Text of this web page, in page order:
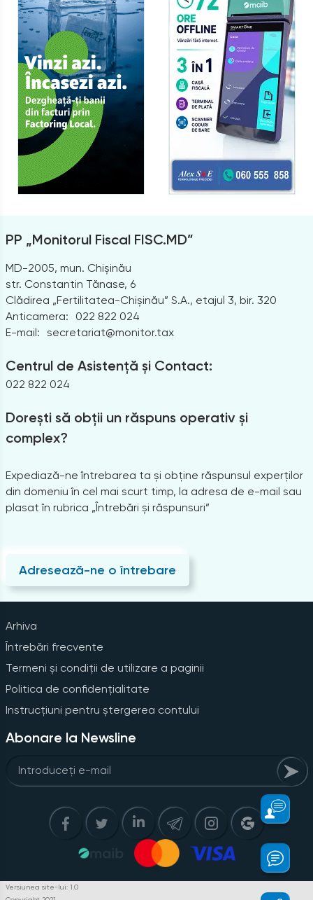
PP „Monitorul Fiscal FISC.MD”
MD-2005, mun. Chișinău
str. Constantin Tănase, 6
Clădirea „Fertilitatea-Chișinău” S.A., etajul 3, bir. 320
Anticamera:
022 822 024
E-mail: secretariat@monitor.tax
Centrul de Asistență și Contact:
022 822 024
Dorești să obții un răspuns operativ și
complex?
Expediază-ne întrebarea ta și obține răspunsul experților
din domeniu în cel mai scurt timp, la adresa de e-mail sau
plasat în rubrica „Întrebări și răspunsuri”
Adresează-ne o întrebare
Arhiva
Întrebări frecvente
Termeni și condiții de utilizare a paginii
Politica de confidențialitate
Instrucțiuni pentru ștergerea contului
Abonare la Newsline
Versiunea site-lui: 1.0